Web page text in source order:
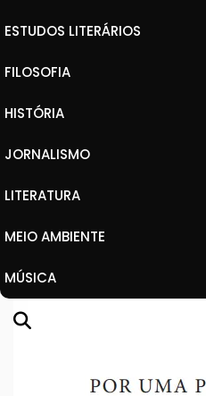
ESTUDOS LITERÁRIOS
FILOSOFIA
HISTÓRIA
JORNALISMO
LITERATURA
MEIO AMBIENTE
MÚSICA